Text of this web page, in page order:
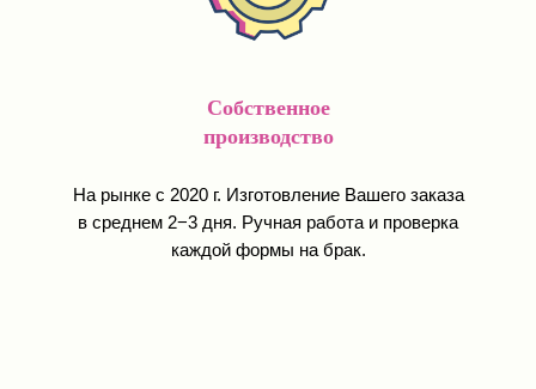
Собственное
производство
На рынке с 2020 г. Изготовление Вашего заказа
в среднем 2−3 дня. Ручная работа и проверка
каждой формы на брак.